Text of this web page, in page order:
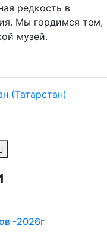
редкость в
Мы гордимся тем,
музей.
(Татарстан)
-2026г